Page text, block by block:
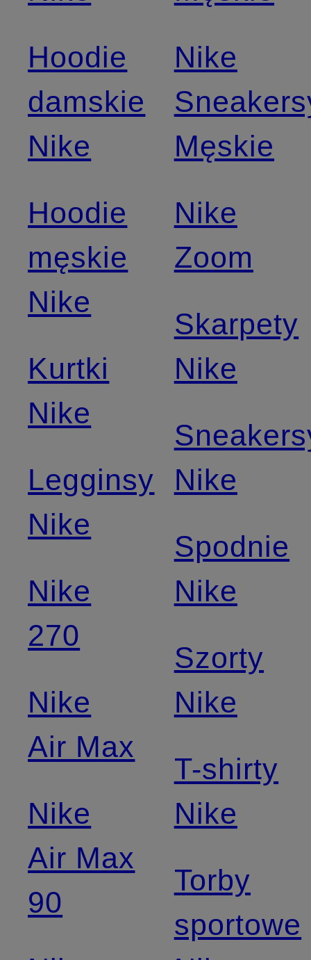
Hoodie
damskie
Nike
Hoodie
męskie
Nike
Kurtki
Nike
Legginsy
Nike
Nike
270
Nike
Air Max
Nike
Air Max
90
Nike
Męskie
Nike
Zoom
Skarpety
Nike
Nike
Spodnie
Nike
Szorty
Nike
T-shirty
Nike
Torby
sportowe